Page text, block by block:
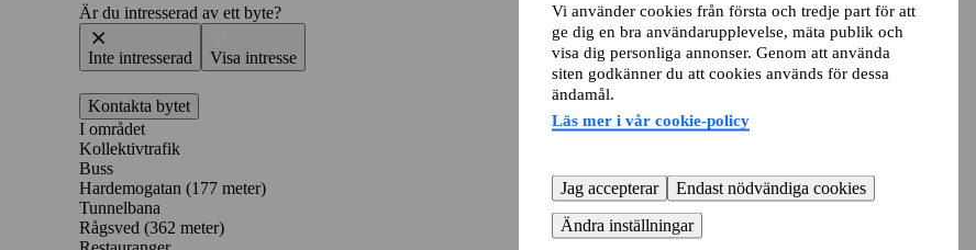
Vi använder cookies från första och tredje part för att
ge dig en bra användarupplevelse, mäta publik och
visa dig personliga annonser. Genom att använda
siten godkänner du att cookies används för dessa
ändamål.
Läs mer i vår cookie-policy
Jag accepterar
Endast nödvändiga cookies
Ändra inställningar
Är du intresserad av ett byte?
Inte intresserad Visa intresse
Kontakta bytet
I området
Kollektivtrafik
Buss
Hardemogatan (177 meter)
Tunnelbana
Rågsved (362 meter)